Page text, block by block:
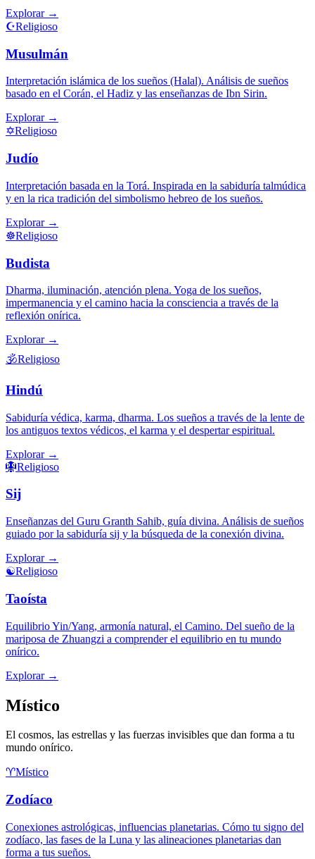
Explorar→
☪️Religioso
Musulmán
Interpretación islámica de los sueños (Halal). Análisis de sueños
basado en el Corán, el Hadiz y las enseñanzas de Ibn Sirin.
Explorar→
✡️Religioso
Judío
Interpretación basada en la Torá. Inspirada en la sabiduría talmúdica
y en la rica tradición del simbolismo hebreo de los sueños.
Explorar→
☸️Religioso
Budista
Dharma, iluminación, atención plena. Yoga de los sueños,
impermanencia y el camino hacia la consciencia a través de la
reflexión onírica.
Explorar→
🕉️Religioso
Hindú
Sabiduría védica, karma, dharma. Los sueños a través de la lente de
los antiguos textos védicos, el karma y el despertar espiritual.
Explorar→
🪯Religioso
Sij
Enseñanzas del Guru Granth Sahib, guía divina. Análisis de sueños
guiado por la sabiduría sij y la búsqueda de la conexión divina.
Explorar→
☯️Religioso
Taoísta
Equilibrio Yin/Yang, armonía natural, el Camino. Del sueño de la
mariposa de Zhuangzi a comprender el equilibrio en tu mundo
onírico.
Explorar→
Místico
El cosmos, las estrellas y las fuerzas invisibles que dan forma a tu
mundo onírico.
♈Místico
Zodíaco
Conexiones astrológicas, influencias planetarias. Cómo tu signo del
zodíaco, las fases de la Luna y las alineaciones planetarias dan
forma a tus sueños.